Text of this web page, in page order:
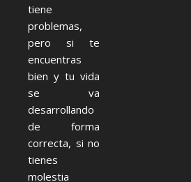
tiene
problemas,
pero si te
encuentras
bien y tu vida
se va
desarrollando
de forma
correcta, si no
tienes
molestia